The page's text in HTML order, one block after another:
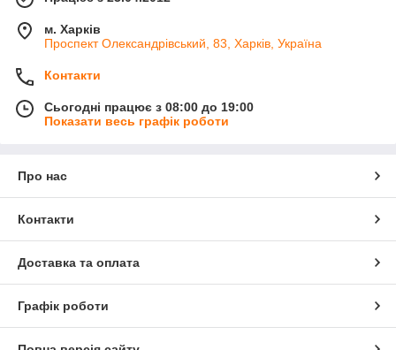
м. Харків
Проспект Олександрівський, 83, Харків, Україна
Контакти
Сьогодні працює з 08:00 до 19:00
Показати весь графік роботи
Про нас
Контакти
Доставка та оплата
Графік роботи